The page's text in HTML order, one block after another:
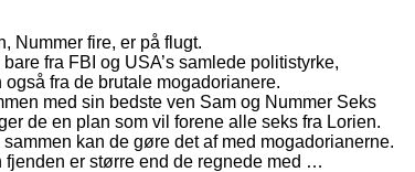
Nummer fire, er på flugt.
bare fra FBI og USA’s samlede politistyrke,
også fra de brutale mogadorianere.
med sin bedste ven Sam og Nummer Seks
de en plan som vil forene alle seks fra Lorien.
sammen kan de gøre det af med mogadorianerne.
fjenden er større end de regnede med …